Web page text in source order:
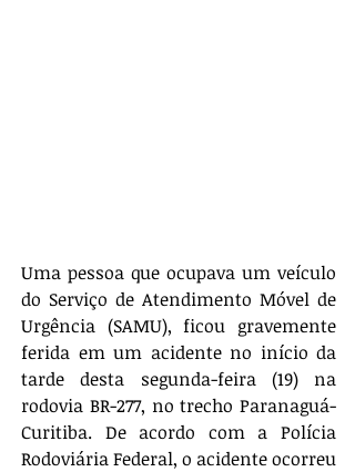
Uma pessoa que ocupava um veículo
do Serviço de Atendimento Móvel de
Urgência (SAMU), ficou gravemente
ferida em um acidente no início da
tarde desta segunda-feira (19) na
rodovia BR-277, no trecho Paranaguá-
Curitiba. De acordo com a Polícia
Rodoviária Federal, o acidente ocorreu